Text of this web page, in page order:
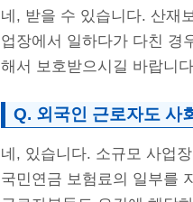
네, 받을 수 있습니다. 산재
업장에서 일하다가 다친 경
해서 보호받으시길 바랍니
Q. 외국인 근로자도 사
네, 있습니다. 소규모 사업
국민연금 보험료의 일부를